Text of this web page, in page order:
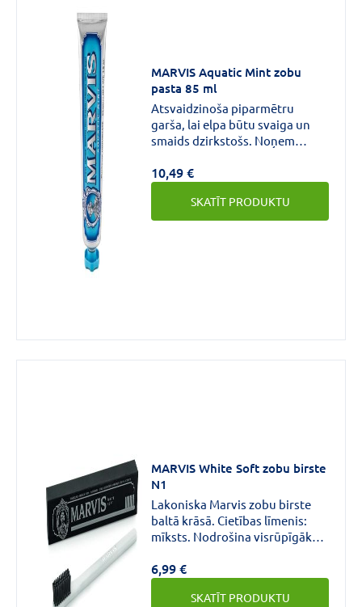
MARVIS Aquatic Mint zobu
pasta 85 ml
Atsvaidzinoša piparmētru
garša, lai elpa būtu svaiga un
smaids dzirkstošs. Noņem
novērstu zobu bojāšanos,
zobakmens un smaganu
slimības. Jūras akcenta aromāti.
10,49 €
SKATĪT PRODUKTU
MARVIS White Soft zobu birste
N1
Lakoniska Marvis zobu birste
baltā krāsā. Cietības līmenis:
mīksts. Nodrošina visrūpīgāko,
tīrīšanu. Zobu birstei ir
aizsargfutlāris, kas pasargā
sarus no baktērijām un
6,99 €
SKATĪT PRODUKTU